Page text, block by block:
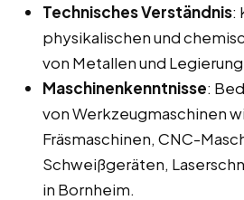
Technisches Verständnis:
physikalischen und
von Metallen und
Maschinenkenntnisse:
von Werkzeugmaschinen
Fräsmaschinen, CNC-
Schweißgeräten,
in Bornheim.